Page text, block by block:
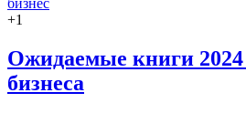
бизнес
+1
Ожидаемые книги
бизнеса